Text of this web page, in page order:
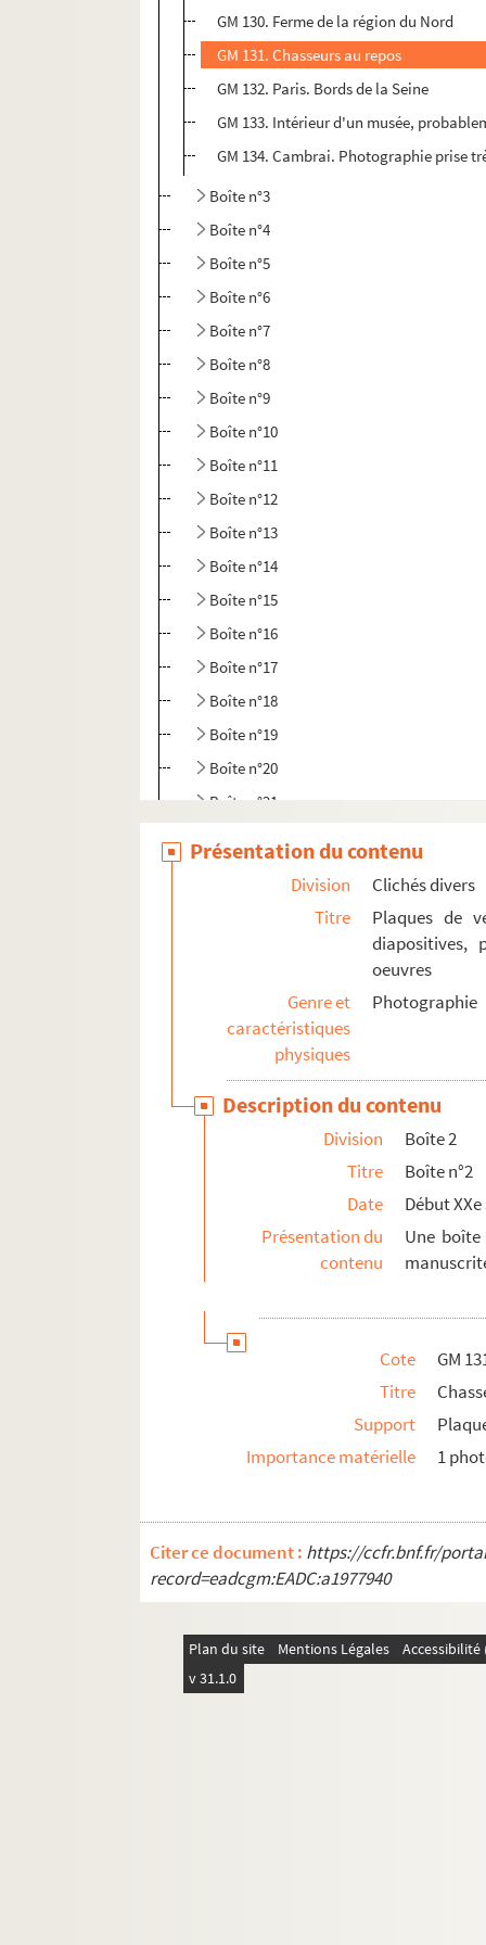
GM 130. Ferme de la région du Nord
GM 131. Chasseurs au repos
GM 132. Paris. Bords de la Seine
GM 133. Intérieur d'un musée,
GM 134. Cambrai. Photographie prise
Boîte n°3
Boîte n°4
Boîte n°5
Boîte n°6
Boîte n°7
Boîte n°8
Boîte n°9
Boîte n°10
Boîte n°11
Boîte n°12
Boîte n°13
Boîte n°14
Boîte n°15
Boîte n°16
Boîte n°17
Boîte n°18
Boîte n°19
Boîte n°20
Boîte n°21
GM 2076 à GM 2238. Cartes postales
GM 2239. Lanterne de projection
GM 2240. Appareil photographique "le Sphinx"
GM 2241. Carnet de croquis originaux de
Présentation du contenu
Division
Clichés divers
Titre
Plaques de
diapositives,
oeuvres
Genre et
caractéristiques
physiques
Photographie
Description du contenu
Division
Boîte 2
Titre
Boîte n°2
Date
Début
Présentation du
contenu
Une
Cote
GM
Titre
Support
Importance matérielle
1
Citer ce document : https://ccfr.bnf.fr/
record=eadcgm:EADC:a1977940
Plan du site Mentions Légales
v 31.1.0